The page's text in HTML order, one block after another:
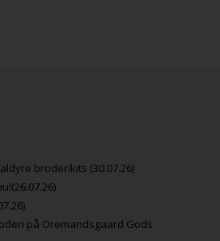
broderikits (30.07.26)
på Oremandsgaard Gods